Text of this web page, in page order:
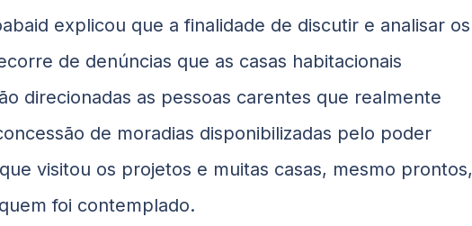
explicou que a finalidade de discutir e analisar os
de denúncias que as casas habitacionais
direcionadas as pessoas carentes que realmente
de moradias disponibilizadas pelo poder
visitou os projetos e muitas casas, mesmo prontos,
foi contemplado.